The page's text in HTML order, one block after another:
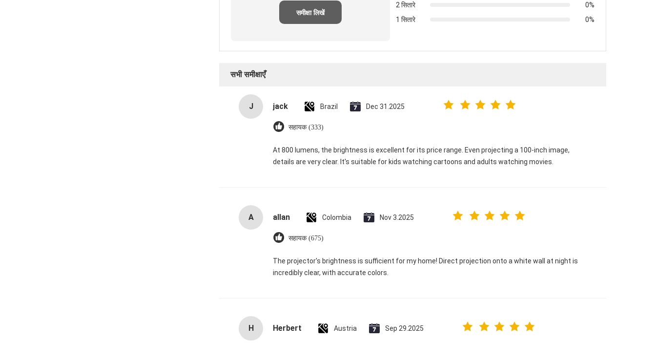
समीक्षा लिखें
2 सितारे
0%
1 सितारे
0%
सभी समीक्षाएँ
J jack Brazil Dec 31.2025
सहायक (333)
At 800 lumens, the brightness is excellent for its price range. Even projecting a 100-inch image,
details are very clear. It's suitable for kids watching cartoons and adults watching movies.
A allan Colombia Nov 3.2025
सहायक (675)
The projector's brightness is sufficient for my home! Direct projection onto a white wall at night is
incredibly clear, with accurate colors.
H Herbert Austria Sep 29.2025